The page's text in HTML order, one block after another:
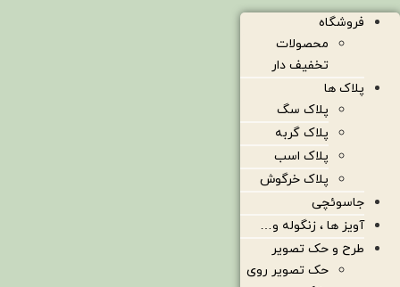
فروشگاه
محصولات
تخفیف دار
پلاک ها
پلاک سگ
پلاک گربه
پلاک اسب
پلاک خرگوش
جاسوئچی
آویز ها ، زنگوله و…
طرح و حک تصویر
حک تصویر روی